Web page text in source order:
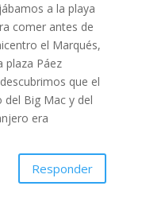
a la playa
comer antes de
el Marqués,
plaza Páez
que el
del Big Mac y del
era
Responder